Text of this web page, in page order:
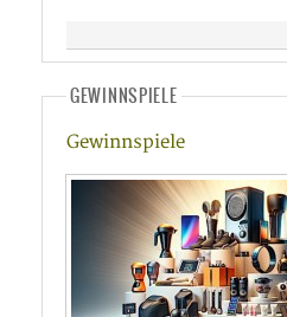
GEWINNSPIELE
Gewinnspiele